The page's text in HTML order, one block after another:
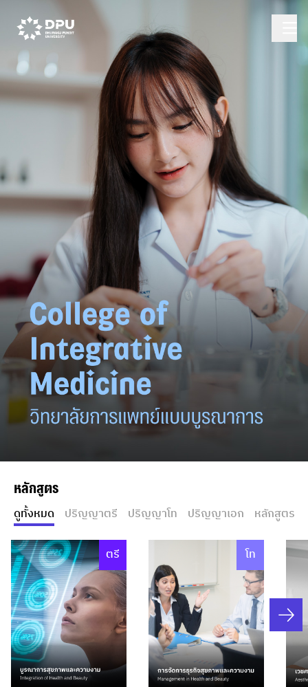
หลักสูตร
ดูทั้งหมด ปริญญาตรี ปริญญาโท ปริญญาเอก หลักสูตรร
ตรี โท